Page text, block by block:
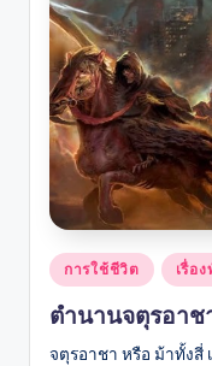
Posted
in
การใช้ชีวิต เรื่อ
ตำนานจตุรอาช
จตุรอาชา หรือ ม้าทั้ง